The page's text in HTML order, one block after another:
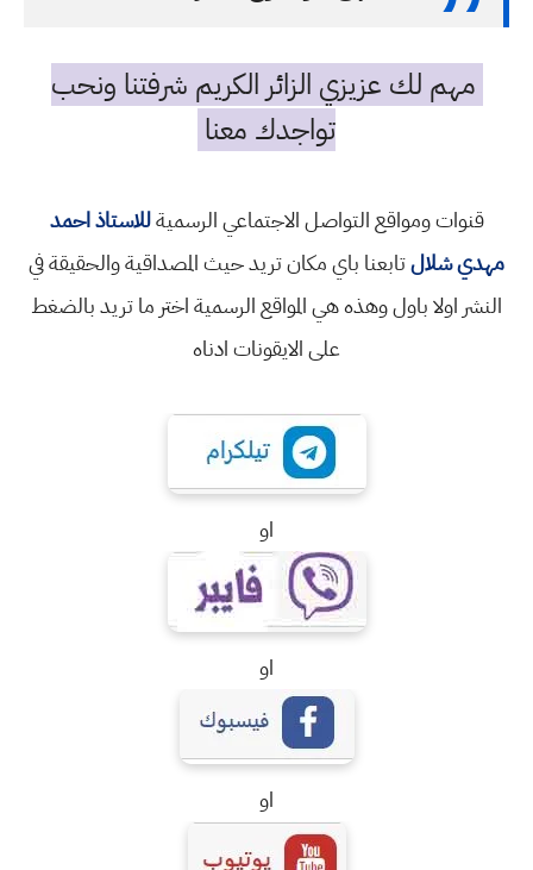
مهم لك عزيزي الزائر الكريم شرفتنا ونحب
تواجدك معنا
قنوات ومواقع التواصل الاجتماعي الرسميةللاستاذ احمد
مهدي شلالتابعنا باي مكان تريد حيث المصداقية والحقيقة في
النشر اولا باول وهذه هي المواقع الرسمية اختر ما تريد بالضغط
على الايقونات ادناه
او
او
او